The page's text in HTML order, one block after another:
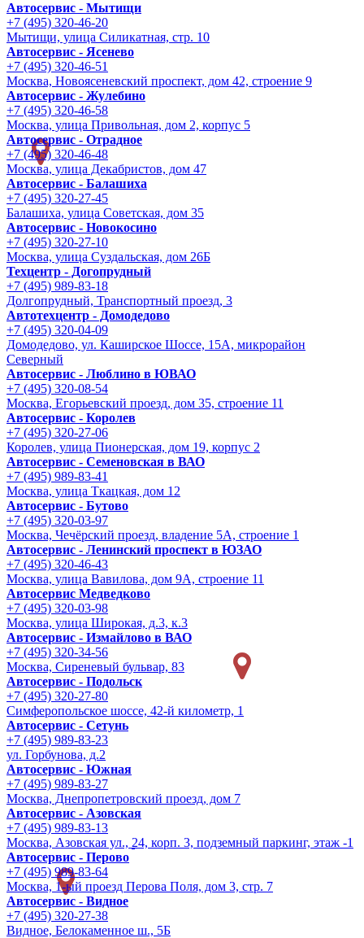
Автосервис - Мытищи
+7 (495) 320-46-20
Мытищи, улица Силикатная, стр. 10
Автосервис - Ясенево
+7 (495) 320-46-51
Москва, Новоясеневский проспект, дом 42, строение 9
Автосервис - Жулебино
+7 (495) 320-46-58
Москва, улица Привольная, дом 2, корпус 5
Автосервис - Отрадное
+7 (495) 320-46-48
Москва, улица Декабристов, дом 47
Автосервис - Балашиха
+7 (495) 320-27-45
Балашиха, улица Советская, дом 35
Автосервис - Новокосино
+7 (495) 320-27-10
Москва, улица Суздальская, дом 26Б
Техцентр - Догопрудный
+7 (495) 989-83-18
Долгопрудный, Транспортный проезд, 3
Автотехцентр - Домодедово
+7 (495) 320-04-09
Домодедово, ул. Каширское Шоссе, 15А, микрорайон
Северный
Автосервис - Люблино в ЮВАО
+7 (495) 320-08-54
Москва, Егорьевский проезд, дом 35, строение 11
Автосервис - Королев
+7 (495) 320-27-06
Королев, улица Пионерская, дом 19, корпус 2
Автосервис - Семеновская в ВАО
+7 (495) 989-83-41
Москва, улица Ткацкая, дом 12
Автосервис - Бутово
+7 (495) 320-03-97
Москва, Чечёрский проезд, владение 5А, строение 1
Автосервис - Ленинский проспект в ЮЗАО
+7 (495) 320-46-43
Москва, улица Вавилова, дом 9A, строение 11
Автосервис Медведково
+7 (495) 320-03-98
Москва, улица Широкая, д.3, к.3
Автосервис - Измайлово в ВАО
+7 (495) 320-34-56
Москва, Сиреневый бульвар, 83
Автосервис - Подольск
+7 (495) 320-27-80
Симферопольское шоссе, 42-й километр, 1
Автосервис - Сетунь
+7 (495) 989-83-23
ул. Горбунова, д.2
Автосервис - Южная
+7 (495) 989-83-27
Москва, Днепропетровский проезд, дом 7
Автосервис - Азовская
+7 (495) 989-83-13
Москва, Азовская ул., 24, корп. 3, подземный паркинг, этаж -1
Автосервис - Перово
+7 (495) 989-83-64
Москва, 1-ый проезд Перова Поля, дом 3, стр. 7
Автосервис - Видное
+7 (495) 320-27-38
Видное, Белокаменное ш., 5Б